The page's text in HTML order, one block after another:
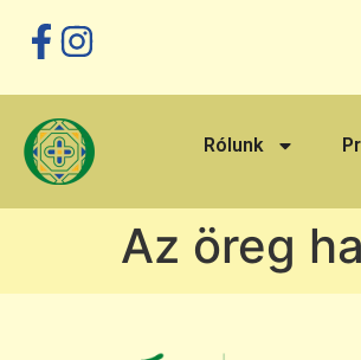
Rólunk
Az öreg